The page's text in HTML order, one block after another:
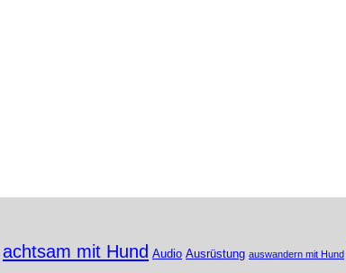
achtsam mit Hund Audio Ausrüstung auswandern mit Hund